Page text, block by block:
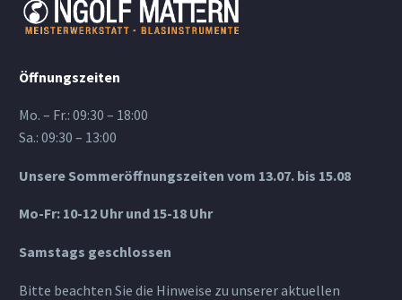
Öffnungszeiten
Mo. – Fr.: 09:30 – 18:00
Sa.: 09:30 – 13:00
Unsere Sommeröffnungszeiten vom 13.07. bis 15.08
Mo-Fr: 10-12 Uhr und 15-18 Uhr
Samstags geschlossen
Bitte beachten Sie die Hinweise zu unserer aktuellen